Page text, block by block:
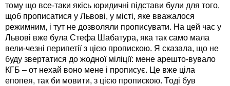
тому що все-таки якісь юридичні підстави були для того,
щоб прописатися у Львові, у місті, яке вважалося
режимним, і тут не дозволяли прописувати. На цей час у
Львові вже була Стефа Шабатура, яка так само мала
вели-чезні перипетії з цією пропискою. Я сказала, що не
буду звертатися до жодної міліції: мене арешто-вувало
КГБ – от нехай воно мене і прописує. Це вже ціла
епопея, так би мовити, з цією пропискою. Тоді був